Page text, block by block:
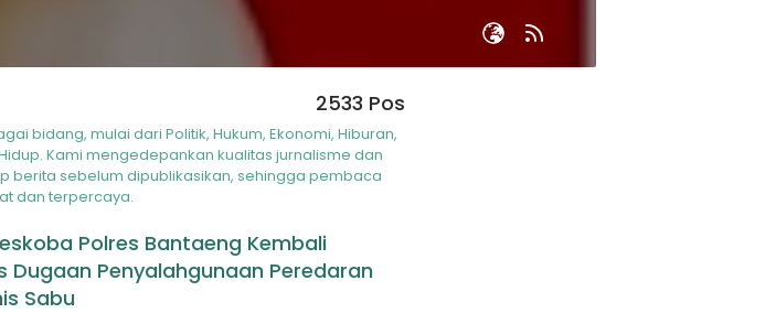
2533 Pos
bidang, mulai dari Politik, Hukum, Ekonomi, Hiburan,
Kami mengedepankan kualitas jurnalisme dan
berita sebelum dipublikasikan, sehingga pembaca
dan terpercaya.
Polres Bantaeng Kembali
Dugaan Penyalahgunaan Peredaran
Sabu